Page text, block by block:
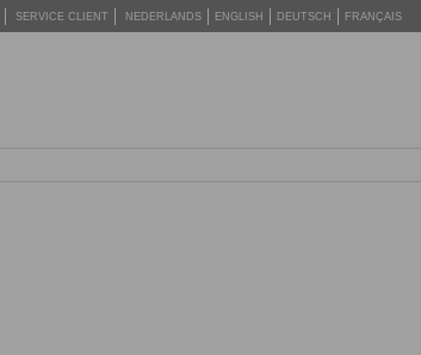
SERVICE CLIENT NEDERLANDS ENGLISH DEUTSCH FRANÇAIS